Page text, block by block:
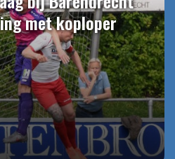
met koploper